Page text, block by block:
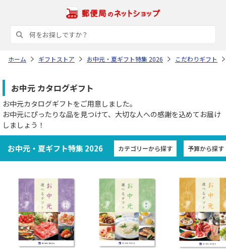
ホーム ギフトストア お中元・夏ギフト特集 2026 こだわりギフト
お中元 カタログギフト
お中元カタログギフトをご用意しました。
お中元にぴったりな品を見つけて、大切な人への感謝を込めてお届け
しましょう！
お中元・夏ギフト特集 2026 カテゴリーから探す 予算から探す